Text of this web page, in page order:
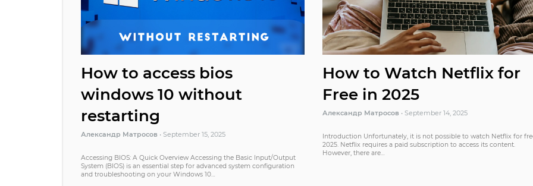
How to access bios
windows 10 without
restarting
Александр Матросов • September 15, 2025
Accessing BIOS: A Quick Overview Accessing the Basic Input/Output
System (BIOS) is an essential step for advanced system configuration
and troubleshooting on your Windows 10…
How to Watch Netflix for
Free in 2025
Александр Матросов • September 14, 2025
Introduction Unfortunately, it is not possible to watch Netflix for
2025. Netflix requires a paid subscription to access its content.
However, there are…